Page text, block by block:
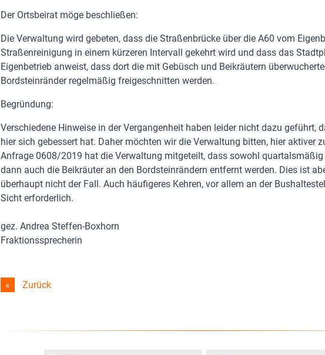
Der Ortsbeirat möge beschließen:
Die Verwaltung wird gebeten, dass die Straßenbrücke über die A60 vom
Straßenreinigung in einem kürzeren Intervall gekehrt wird und dass das
Eigenbetrieb anweist, dass dort die mit Gebüsch und Beikräutern
Bordsteinränder regelmäßig freigeschnitten werden.
Begründung:
Verschiedene Hinweise in der Vergangenheit haben leider nicht dazu geführt,
hier sich gebessert hat. Daher möchten wir die Verwaltung bitten, hier aktiver
Anfrage 0608/2019 hat die Verwaltung mitgeteilt, dass sowohl
dann auch die Beikräuter an den Bordsteinrändern entfernt werden. Dies ist
überhaupt nicht der Fall. Auch häufigeres Kehren, vor allem an der
Sicht erforderlich.
gez. Andrea Steffen-Boxhorn
Fraktionssprecherin
Zurück